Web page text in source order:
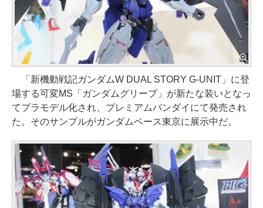
「新機動戦記ガンダムW DUAL STORY G-UNIT」に登
場する可変MS「ガンダムグリープ」が新たな装いとなっ
てプラモデル化され、プレミアムバンダイにて発売され
た。そのサンプルがガンダムベース東京に展示中だ。